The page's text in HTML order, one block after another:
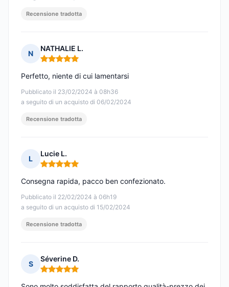
Recensione tradotta
N
NATHALIE L.
Nota: 5 su 5
Pubblicato il 23/02/2024 à 08h36
a seguito di un acquisto di 06/02/2024
Perfetto, niente di cui lamentarsi
Recensione tradotta
L
Lucie L.
Nota: 5 su 5
Pubblicato il 22/02/2024 à 06h19
a seguito di un acquisto di 15/02/2024
Consegna rapida, pacco ben confezionato.
Recensione tradotta
S
Séverine D.
Nota: 5 su 5